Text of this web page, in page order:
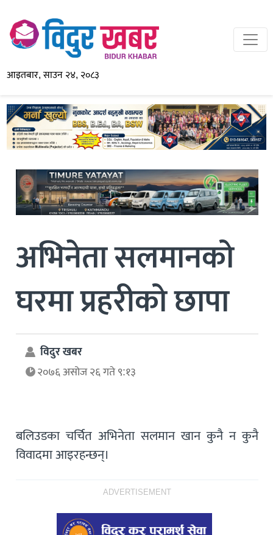
आइतबार, साउन २४, २०८३
अभिनेता सलमानको
घरमा प्रहरीको छापा
विदुर खबर
२०७६ असोज २६ गते ९:१३
बलिउडका चर्चित अभिनेता सलमान खान कुनै न कुनै
विवादमा आइरहन्छन्।
ADVERTISEMENT